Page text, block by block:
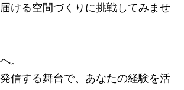
ける空間づくりに挑戦してみませ
。
信する舞台で、あなたの経験を活